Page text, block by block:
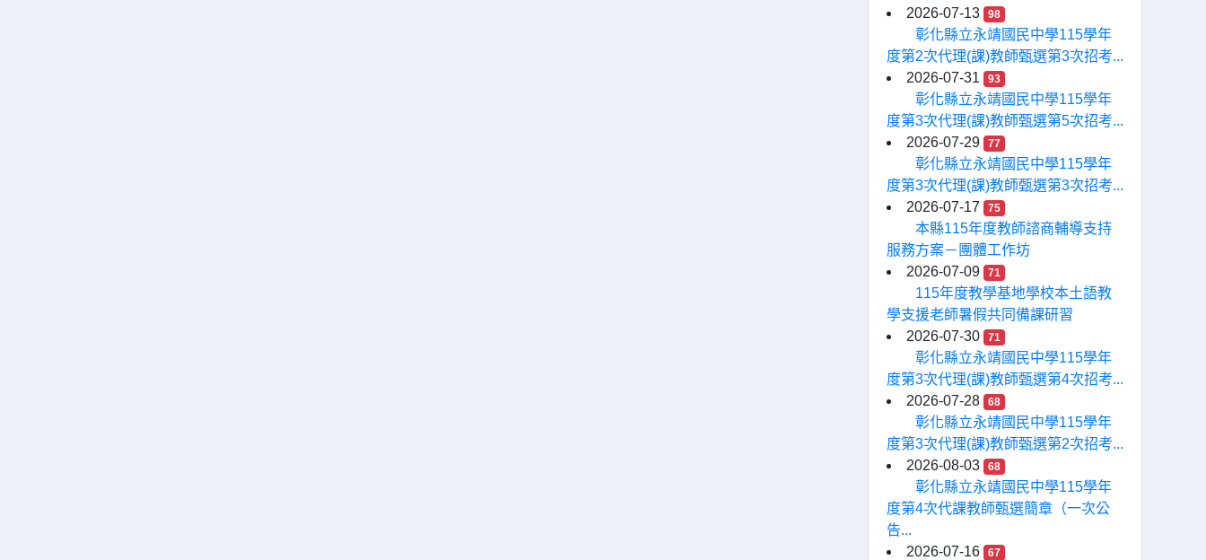
2026-07-13
98
彰化縣立永靖國民中學115學年
度第2次代理(課)教師甄選第3次招考...
2026-07-31
93
彰化縣立永靖國民中學115學年
度第3次代理(課)教師甄選第5次招考...
2026-07-29
77
彰化縣立永靖國民中學115學年
度第3次代理(課)教師甄選第3次招考...
2026-07-17
75
本縣115年度教師諮商輔導支持
服務方案－團體工作坊
2026-07-09
71
115年度教學基地學校本土語教
學支援老師暑假共同備課研習
2026-07-30
71
彰化縣立永靖國民中學115學年
度第3次代理(課)教師甄選第4次招考...
2026-07-28
68
彰化縣立永靖國民中學115學年
度第3次代理(課)教師甄選第2次招考...
2026-08-03
68
彰化縣立永靖國民中學115學年
度第4次代課教師甄選簡章（一次公
告...
2026-07-16
67